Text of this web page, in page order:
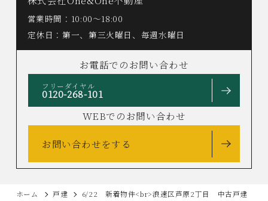
営業時間：10:00〜18:00
定休日：第一、第三火曜日、毎週水曜日
お電話でのお問い合わせ
フリーダイヤル
0120-268-101
WEBでのお問い合わせ
お問い合わせをする
ホーム 戸建 6/22 新着物件<br>浪速区芦原2丁目 中古戸建